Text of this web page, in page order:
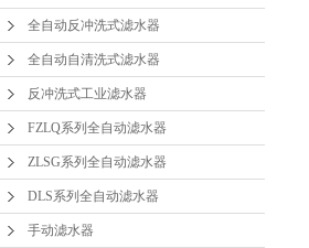
全自动反冲洗式滤水器
全自动自清洗式滤水器
反冲洗式工业滤水器
FZLQ系列全自动滤水器
ZLSG系列全自动滤水器
DLS系列全自动滤水器
手动滤水器